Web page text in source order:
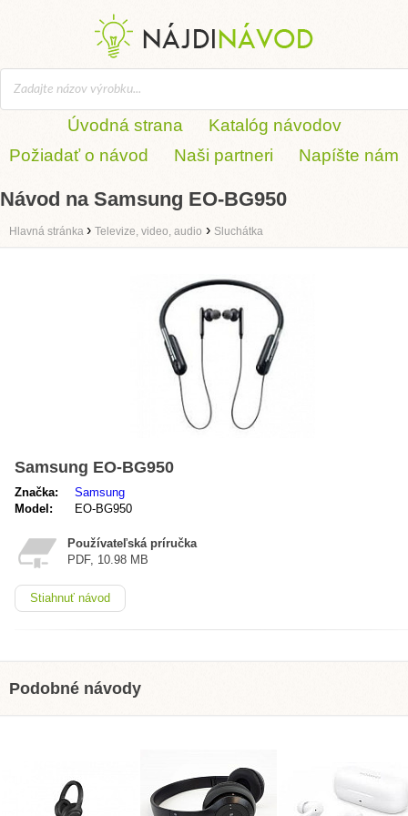
Úvodná strana
Katalóg návodov
Požiadať o návod
Naši partneri Napíšte nám
Návod na Samsung EO-BG950
Hlavná stránka › Televize, video, audio › Sluchátka
Samsung EO-BG950
Značka:
Samsung
Model:
EO-BG950
Používateľská príručka
PDF, 10.98 MB
Stiahnuť návod
Podobné návody